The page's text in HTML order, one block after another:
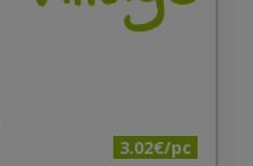
3.02€/pc